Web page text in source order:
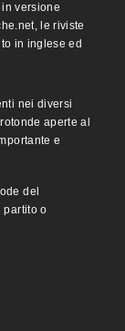
versione
le riviste
in inglese ed
nei diversi
aperte al
e
del
partito o